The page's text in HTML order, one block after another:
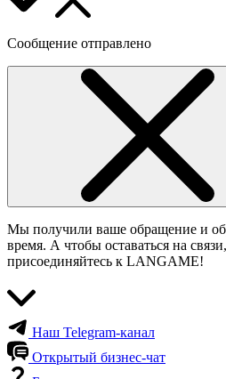
Сообщение отправлено
Мы получили ваше обращение и
время. А чтобы оставаться на
присоединяйтесь к LANGAME!
Наш Telegram-канал
Открытый бизнес-чат